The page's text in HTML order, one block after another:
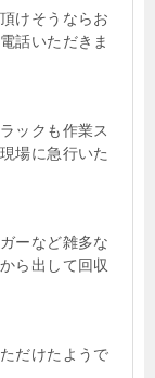
けそうならお
話いただきま
ックも作業ス
場に急行いた
ーなど雑多な
ら出して回収
だけたようで